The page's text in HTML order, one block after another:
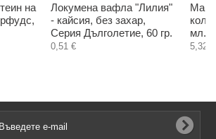
на
Локумена вафла "Лилия"
- кайсия, без захар,
Серия Дълголетие, 60 гр.
0,51 €
Макс
мл.
5,32 €